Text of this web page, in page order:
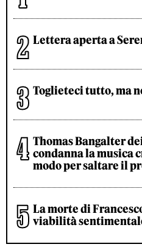
Lettera aperta a
Toglieteci tutto, ma
Thomas Bangalter
condanna la musica
modo per saltare il
La morte di
viabilità